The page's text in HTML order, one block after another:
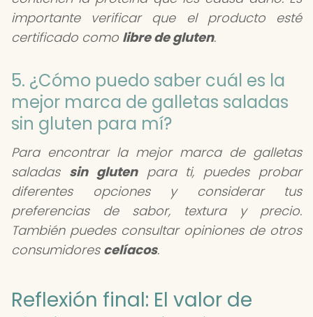
importante verificar que el producto esté
certificado como libre de gluten.
5. ¿Cómo puedo saber cuál es la
mejor marca de galletas saladas
sin gluten para mí?
Para encontrar la mejor marca de galletas
saladas sin glutenpara ti, puedes probar
diferentes opciones y considerar tus
preferencias de sabor, textura y precio.
También puedes consultar opiniones de otros
consumidores celíacos.
Reflexión final: El valor de